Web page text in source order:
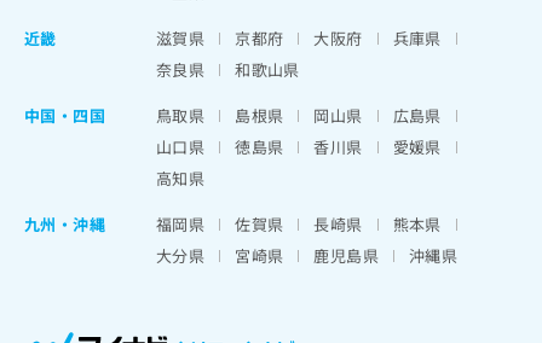
近畿
滋賀県 京都府 大阪府
兵庫県
奈良県
和歌山県
中国・四国
鳥取県 島根県 岡山県
広島県
山口県
徳島県 香川県
愛媛県
高知県
九州・沖縄
福岡県 佐賀県 長崎県
熊本県
大分県
宮崎県 鹿児島県 沖縄県